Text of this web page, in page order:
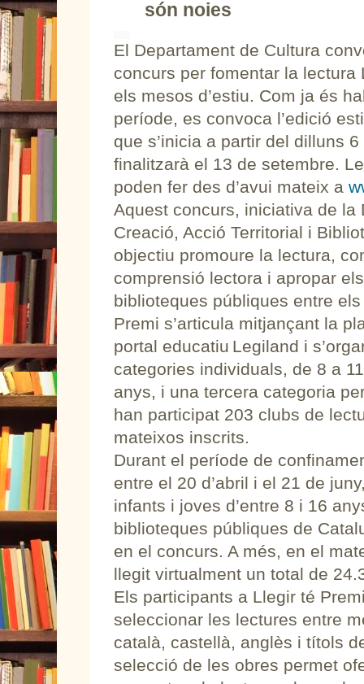
són noies
El Departament de Cultura
concurs per fomentar la lectura
els mesos d’estiu. Com ja és
període, es convoca l’edició
que s’inicia a partir del dilluns
finalitzarà el 13 de setembre.
poden fer des d’avui mateix a
Aquest concurs, iniciativa de la
Creació, Acció Territorial i
objectiu promoure la lectura,
comprensió lectora i apropar
biblioteques públiques entre
Premi s’articula mitjançant la
portal educatiu Legiland i
categories individuals, de 8 a
anys, i una tercera categoria
han participat 203 clubs de
mateixos inscrits.
Durant el període de
entre el 20 d’abril i el 21 de
infants i joves d’entre 8 i 16
biblioteques públiques de
en el concurs. A més, en el
llegit virtualment un total de
Els participants a Llegir té
seleccionar les lectures entre
català, castellà, anglès i títols
selecció de les obres permet